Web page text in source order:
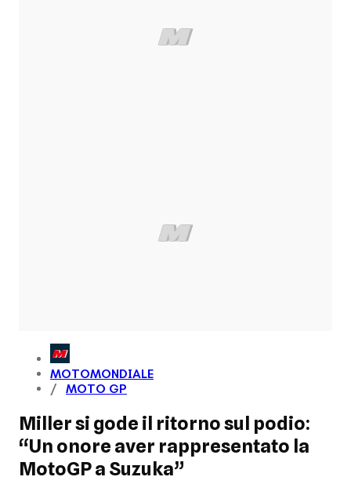
MOTOMONDIALE
MOTO GP
Miller si gode il ritorno sul podio:
“Un onore aver rappresentato la
MotoGP a Suzuka”